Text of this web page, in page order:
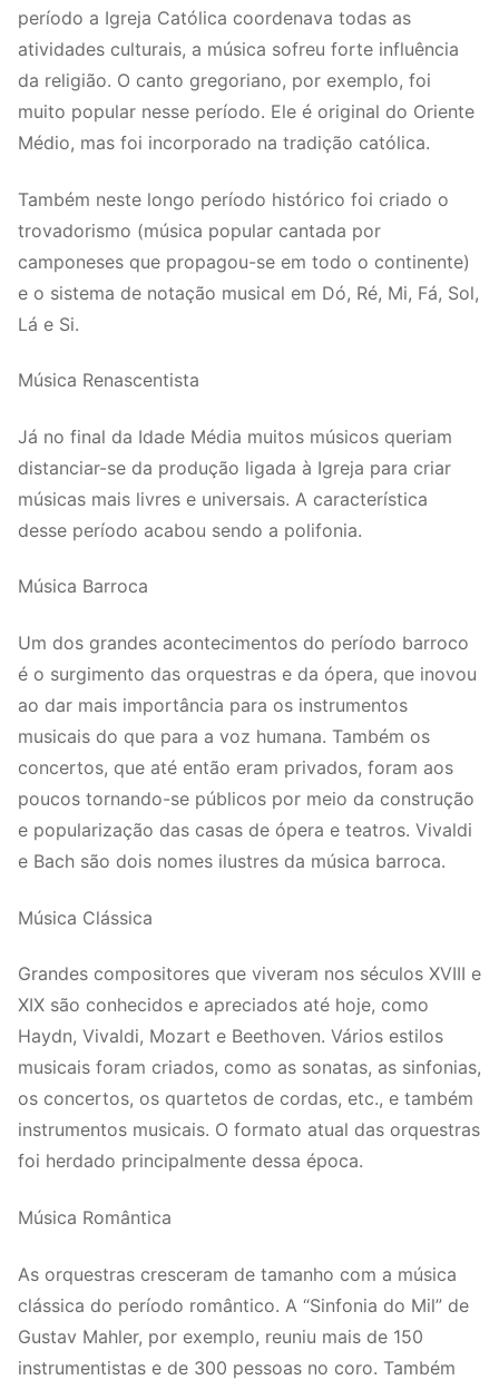
período a Igreja Católica coordenava todas as
atividades culturais, a música sofreu forte influência
da religião. O canto gregoriano, por exemplo, foi
muito popular nesse período. Ele é original do Oriente
Médio, mas foi incorporado na tradição católica.
Também neste longo período histórico foi criado o
trovadorismo (música popular cantada por
camponeses que propagou-se em todo o continente)
e o sistema de notação musical em Dó, Ré, Mi, Fá, Sol,
Lá e Si.
Música Renascentista
Já no final da Idade Média muitos músicos queriam
distanciar-se da produção ligada à Igreja para criar
músicas mais livres e universais. A característica
desse período acabou sendo a polifonia.
Música Barroca
Um dos grandes acontecimentos do período barroco
é o surgimento das orquestras e da ópera, que inovou
ao dar mais importância para os instrumentos
musicais do que para a voz humana. Também os
concertos, que até então eram privados, foram aos
poucos tornando-se públicos por meio da construção
e popularização das casas de ópera e teatros. Vivaldi
e Bach são dois nomes ilustres da música barroca.
Música Clássica
Grandes compositores que viveram nos séculos XVIII e
XIX são conhecidos e apreciados até hoje, como
Haydn, Vivaldi, Mozart e Beethoven. Vários estilos
musicais foram criados, como as sonatas, as sinfonias,
os concertos, os quartetos de cordas, etc., e também
instrumentos musicais. O formato atual das orquestras
foi herdado principalmente dessa época.
Música Romântica
As orquestras cresceram de tamanho com a música
clássica do período romântico. A “Sinfonia do Mil” de
Gustav Mahler, por exemplo, reuniu mais de 150
instrumentistas e de 300 pessoas no coro. Também